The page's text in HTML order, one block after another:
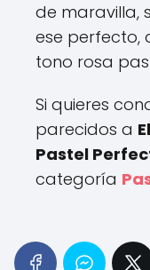
de maravilla,
ese perfecto,
tono rosa
Si quieres
parecidos a
Pastel
categoría